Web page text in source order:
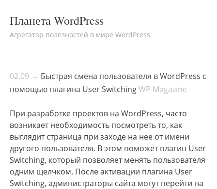
Планета WordPress
Агрегатор полезностей в мире WordPress
02.09 → Быстрая смена пользователя в WordPress с
помощью плагина User SwitchingWP Magazine
При разработке проектов на WordPress, часто
возникает необходимость посмотреть то, как
выглядит страница при заходе на нее от имени
другого пользователя. В этом поможет плагин User
Switching, который позволяет менять пользователя
одним щелчком. После активации плагина User
Switching, администраторы сайта могут перейти на